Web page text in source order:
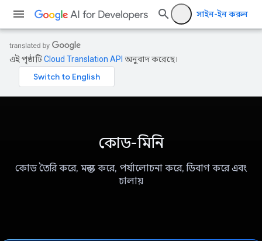
সাইন-ইন করুন
এই পৃষ্ঠাটিCloud Translation API অনুবাদ করেছে।
কোড-মিনি
কোড তৈরি করে, মন্তব্য করে, পর্যালোচনা করে, ডিবাগ করে এবং
চালায়